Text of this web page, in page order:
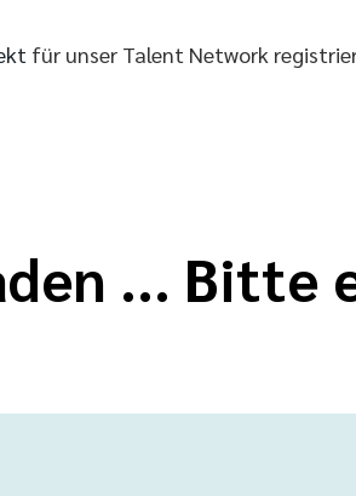
für unser Talent Network
... Bitte